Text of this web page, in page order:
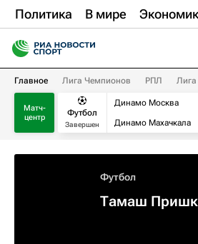
Политика В мире
Главное Лига Чемпионов РПЛ
Матч-
центр
Футбол
Завершен
Динамо Москва
Динамо Махачкала
Футбол
Тамаш